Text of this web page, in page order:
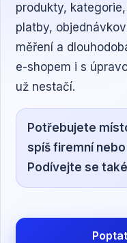
produkty,
platby,
měření a
e-shopem i s
už nestačí.
Potřebujete
spíš firemní
Podívejte se